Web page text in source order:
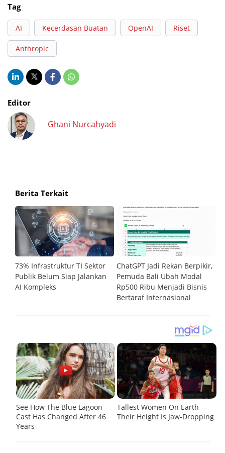
Tag
AI Kecerdasan Buatan OpenAI Riset
Anthropic
Editor
Ghani Nurcahyadi
Berita Terkait
73% Infrastruktur TI Sektor
Publik Belum Siap Jalankan
AI Kompleks
ChatGPT Jadi Rekan Berpikir,
Pemuda Bali Ubah Modal
Rp500 Ribu Menjadi Bisnis
Bertaraf Internasional